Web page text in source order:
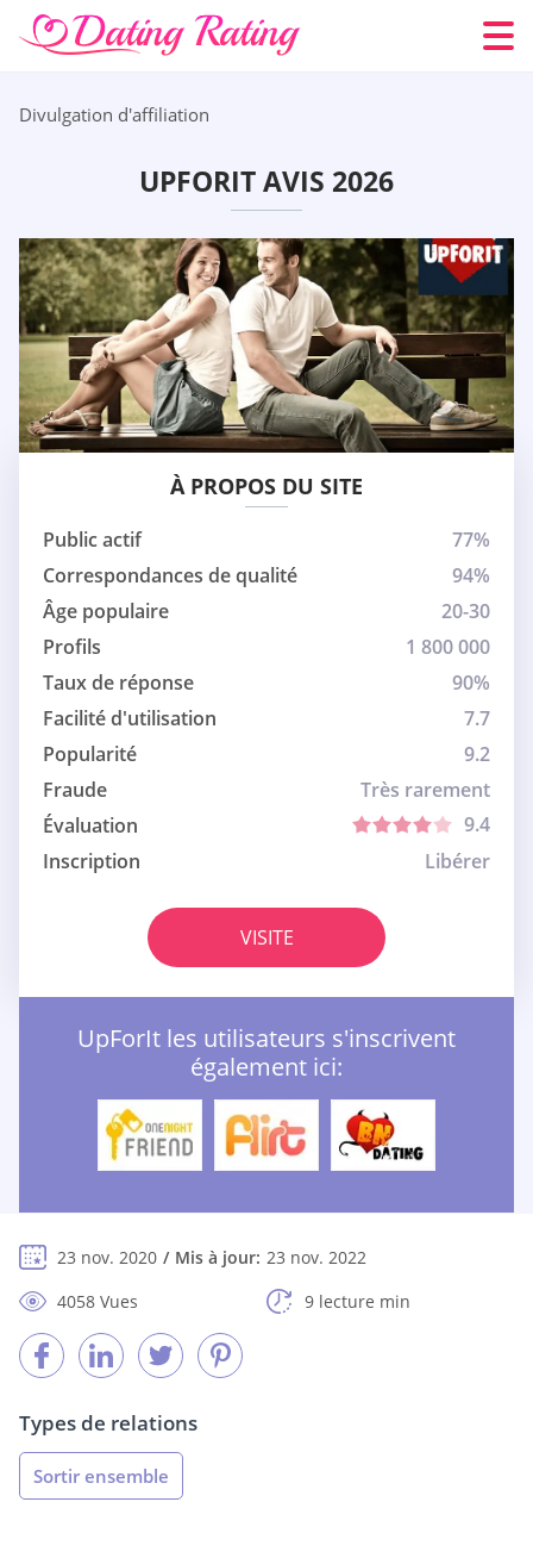
Divulgation d'affiliation
UPFORIT AVIS 2026
À PROPOS DU SITE
Public actif
77%
Correspondances de qualité
94%
Âge populaire
20-30
Profils
1 800 000
Taux de réponse
90%
Facilité d'utilisation
7.7
Popularité
9.2
Fraude
Très rarement
Évaluation
9.4
Inscription
Libérer
VISITE
UpForIt les utilisateurs s'inscrivent
également ici:
23 nov. 2020 Mis à jour: 23 nov. 2022
4058 Vues
9 lecture min
Types de relations
Sortir ensemble